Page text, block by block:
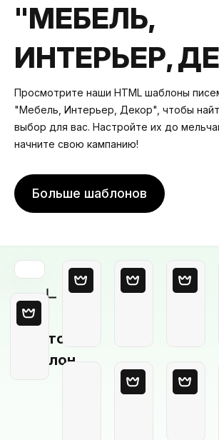
"МЕБЕЛЬ,
ИНТЕРЬЕР,
Просмотрите наши HTML шаблоны
"Мебель, Интерьер, Декор", чтобы
выбор для вас. Настройте их до
начните свою кампанию!
Больше шаблонов
Пустой
шаблон